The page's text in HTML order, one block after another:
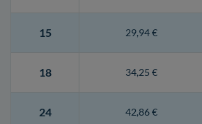
15 29,94 €
18 34,25 €
24 42,86 €